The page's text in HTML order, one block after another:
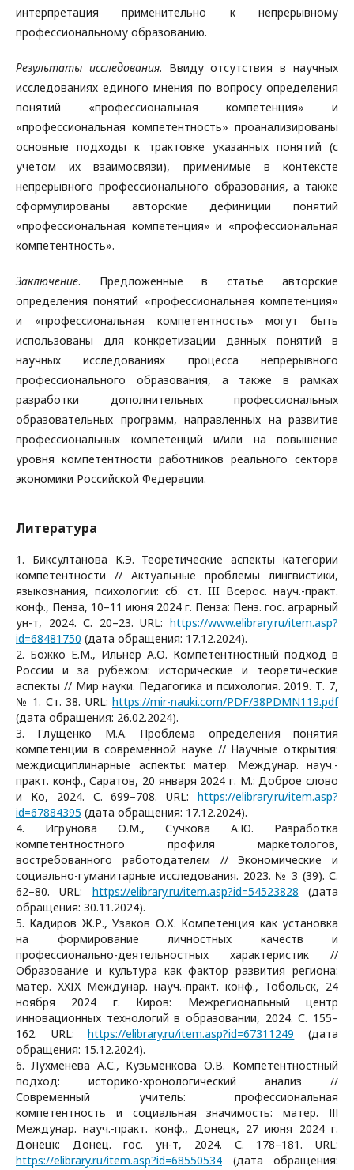
интерпретация применительно к непрерывному
профессиональному образованию.
Результаты исследования. Ввиду отсутствия в научных
исследованиях единого мнения по вопросу определения
понятий «профессиональная компетенция» и
«профессиональная компетентность» проанализированы
основные подходы к трактовке указанных понятий (с
учетом их взаимосвязи), применимые в контексте
непрерывного профессионального образования, а также
сформулированы авторские дефиниции понятий
«профессиональная компетенция» и «профессиональная
компетентность».
Заключение. Предложенные в статье авторские
определения понятий «профессиональная компетенция»
и «профессиональная компетентность» могут быть
использованы для конкретизации данных понятий в
научных исследованиях процесса непрерывного
профессионального образования, а также в рамках
разработки дополнительных профессиональных
образовательных программ, направленных на развитие
профессиональных компетенций и/или на повышение
уровня компетентности работников реального сектора
экономики Российской Федерации.
Литература
1. Биксултанова К.Э. Теоретические аспекты категории
компетентности // Актуальные проблемы лингвистики,
языкознания, психологии: сб. ст. III Всерос. науч.-практ.
конф., Пенза, 10–11 июня 2024 г. Пенза: Пенз. гос. аграрный
ун-т, 2024. С. 20–23. URL: https://www.elibrary.ru/item.asp?
id=68481750 (дата обращения: 17.12.2024).
2. Божко Е.М., Ильнер А.О. Компетентностный подход в
России и за рубежом: исторические и теоретические
аспекты // Мир науки. Педагогика и психология. 2019. Т. 7,
№ 1. Ст. 38. URL: https://mir-nauki.com/PDF/38PDMN119.pdf
(дата обращения: 26.02.2024).
3. Глущенко М.А. Проблема определения понятия
компетенции в современной науке // Научные открытия:
междисциплинарные аспекты: матер. Междунар. науч.-
практ. конф., Саратов, 20 января 2024 г. М.: Доброе слово
и Ко, 2024. С. 699–708. URL: https://elibrary.ru/item.asp?
id=67884395 (дата обращения: 17.12.2024).
4. Игрунова О.М., Сучкова А.Ю. Разработка
компетентностного профиля маркетологов,
востребованного работодателем // Экономические и
социально-гуманитарные исследования. 2023. № 3 (39). С.
62–80. URL: https://elibrary.ru/item.asp?id=54523828 (дата
обращения: 30.11.2024).
5. Кадиров Ж.Р., Узаков О.Х. Kомпетенция как установка
на формирование личностных качеств и
профессионально-деятельностных характеристик //
Образование и культура как фактор развития региона:
матер. XXIX Междунар. науч.-практ. конф., Тобольск, 24
ноября 2024 г. Киров: Межрегиональный центр
инновационных технологий в образовании, 2024. С. 155–
162. URL:https://elibrary.ru/item.asp?id=67311249 (дата
обращения: 15.12.2024).
6. Лухменева А.С., Кузьменкова О.В. Компетентностный
подход: историко-хронологический анализ //
Современный учитель: профессиональная
компетентность и социальная значимость: матер. ІІІ
Междунар. науч.-практ. конф., Донецк, 27 июня 2024 г.
Донецк: Донец. гос. ун-т, 2024. С. 178–181. URL:
https://elibrary.ru/item.asp?id=68550534 (дата обращения: